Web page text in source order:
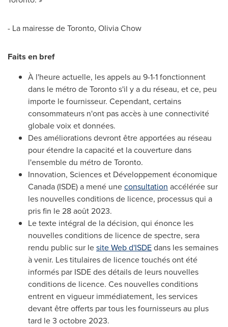
- La mairesse deToronto, Olivia Chow
Faits en bref
À l'heure actuelle, les appels au 9-1-1 fonctionnent
dans le métro deTorontos'il y a du réseau, et ce, peu
importe le fournisseur. Cependant, certains
consommateurs n'ont pas accès à une connectivité
globale voix et données.
Des améliorations devront être apportées au réseau
pour étendre la capacité et la couverture dans
l'ensemble du métro deToronto.
Innovation, Sciences et Développement économique
Canada(ISDE) a mené uneconsultation accélérée sur
les nouvelles conditions de licence, processus qui a
pris fin le 28 août 2023.
Le texte intégral de la décision, qui énonce les
nouvelles conditions de licence de spectre, sera
rendu public sur lesite Web d'ISDEdans les semaines
à venir. Les titulaires de licence touchés ont été
informés par ISDE des détails de leurs nouvelles
conditions de licence. Ces nouvelles conditions
entrent en vigueur immédiatement, les services
devant être offerts par tous les fournisseurs au plus
tard le 3 octobre 2023.